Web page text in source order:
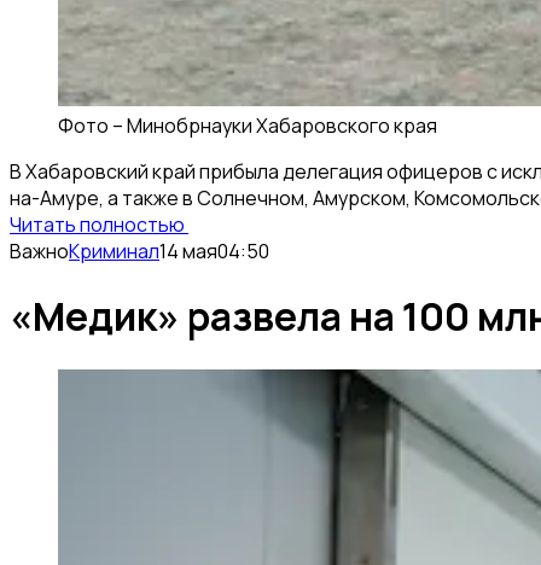
Фото –Минобрнауки Хабаровского края
В Хабаровский край прибыла делегация офицеров с
на-Амуре, а также в Солнечном, Амурском,
Читать полностью
ВажноКриминал14 мая04:50
«Медик» развела на 100